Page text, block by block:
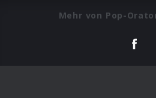
Mehr von Pop-